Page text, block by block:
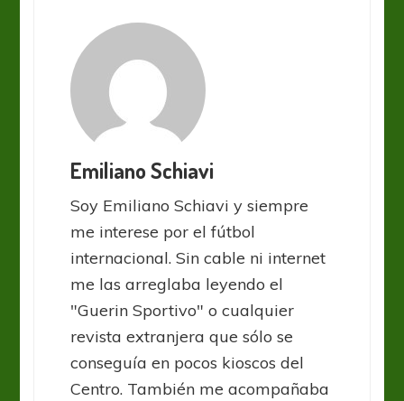
Emiliano Schiavi
Soy Emiliano Schiavi y siempre
me interese por el fútbol
internacional. Sin cable ni internet
me las arreglaba leyendo el
"Guerin Sportivo" o cualquier
revista extranjera que sólo se
conseguía en pocos kioscos del
Centro. También me acompañaba